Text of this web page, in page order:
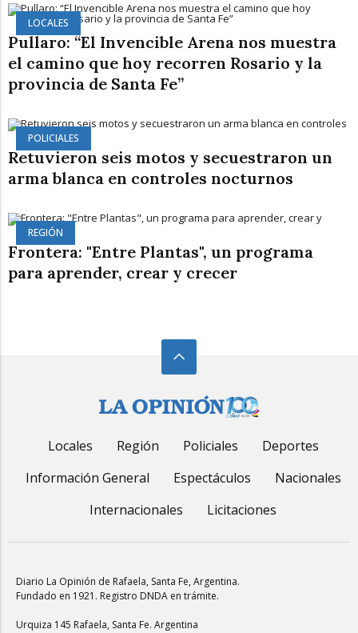
LOCALES
Pullaro: “El Invencible Arena nos muestra
el camino que hoy recorren Rosario y la
provincia de Santa Fe”
POLICIALES
Retuvieron seis motos y secuestraron un
arma blanca en controles nocturnos
REGIÓN
Frontera: "Entre Plantas", un programa
para aprender, crear y crecer
Locales Región Policiales
Deportes
Información General
Espectáculos
Nacionales
Internacionales
Licitaciones
Diario La Opinión de Rafaela, Santa Fe, Argentina.
Fundado en 1921. Registro DNDA en trámite.
Urquiza 145 Rafaela, Santa Fe. Argentina